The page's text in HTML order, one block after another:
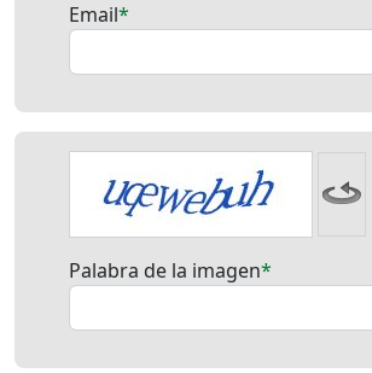
Email
Palabra de la imagen